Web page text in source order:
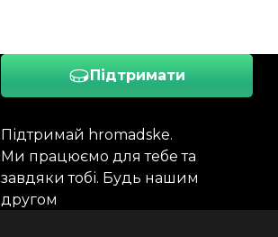
Підтримати
Підтримай hromadske.
Ми працюємо для тебе та
завдяки тобі. Будь нашим
другом